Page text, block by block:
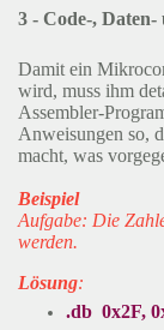
3 - Code-,
Damit ein
wird, muss ihm
Assembler-
Anweisungen so,
macht, was
Beispiel
Aufgabe: Die
werden.
Lösung:
.db 0x2F,